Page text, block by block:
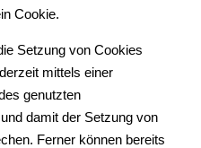
Cookie.
Setzung von Cookies
mittels einer
genutzten
damit der Setzung von
Ferner können bereits